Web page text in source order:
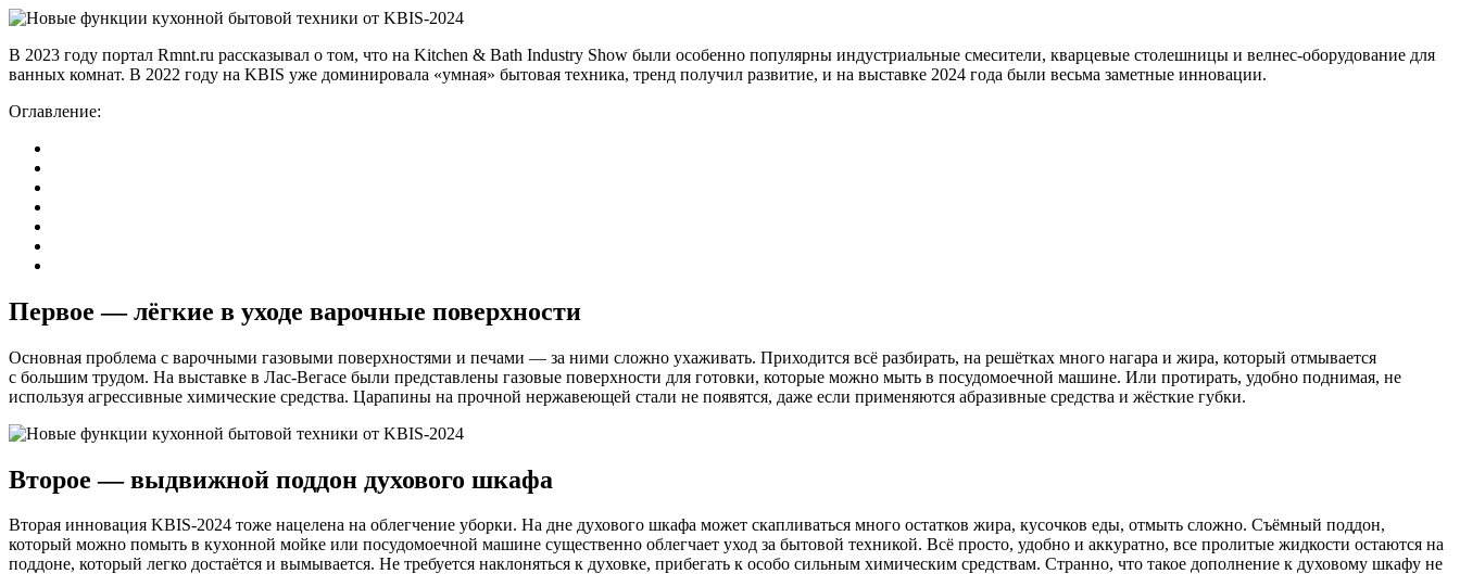
В 2023 году портал Rmnt.ru рассказывал о том, что на Kitchen & Bath Industry Show были особенно популярны индустриальные смесители, кварцевые столешницы и велнес-оборудование для
ванных комнат. В 2022 году на KBIS уже доминировала «умная» бытовая техника, тренд получил развитие, и на выставке 2024 года были весьма заметные инновации.
Оглавление:
Первое — лёгкие в уходе варочные поверхности
Основная проблема с варочными газовыми поверхностями и печами — за ними сложно ухаживать. Приходится всё разбирать, на решётках много нагара и жира, который отмывается
с большим трудом. На выставке в Лас-Вегасе были представлены газовые поверхности для готовки, которые можно мыть в посудомоечной машине. Или протирать, удобно поднимая, не
используя агрессивные химические средства. Царапины на прочной нержавеющей стали не появятся, даже если применяются абразивные средства и жёсткие губки.
Второе — выдвижной поддон духового шкафа
Вторая инновация KBIS-2024 тоже нацелена на облегчение уборки. На дне духового шкафа может скапливаться много остатков жира, кусочков еды, отмыть сложно. Съёмный поддон,
который можно помыть в кухонной мойке или посудомоечной машине существенно облегчает уход за бытовой техникой. Всё просто, удобно и аккуратно, все пролитые жидкости остаются на
поддоне, который легко достаётся и вымывается. Не требуется наклоняться к духовке, прибегать к особо сильным химическим средствам. Странно, что такое дополнение к духовому шкафу не